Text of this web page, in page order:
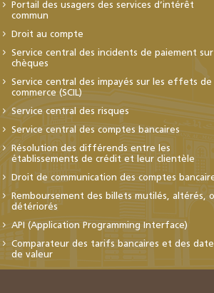
Portail des usagers des services d’intérêt
commun
Droit au compte
Service central des incidents de paiement sur
chèques
Service central des impayés sur les effets de
commerce (SCIL)
Service central des risques
Service central des comptes bancaires
Résolution des différends entre les
établissements de crédit et leur clientèle
Droit de communication des comptes
Remboursement des billets mutilés, altérés,
détériorés
API (Application Programming Interface)
Comparateur des tarifs bancaires et des
de valeur